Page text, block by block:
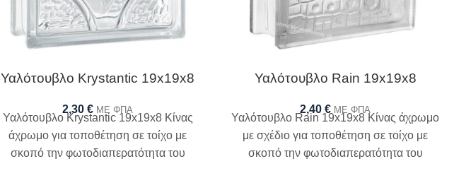
Υαλότουβλο Krystantic 19x19x8
2,30 € ΜΕ ΦΠΑ
Υαλότουβλο Krystantic 19x19x8 Κίνας
άχρωμο για τοποθέτηση σε τοίχο με
σκοπό την φωτοδιαπερατότητα του
Υαλότουβλο Rain 19x19x8
2,40 € ΜΕ ΦΠΑ
Υαλότουβλο Rain 19x19x8 Κίνας άχρωμο
με σχέδιο για τοποθέτηση σε τοίχο με
σκοπό την φωτοδιαπερατότητα του